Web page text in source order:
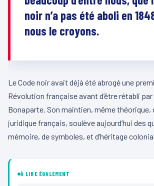
noir n’a pas été aboli en
nous le croyons.
Le Code noir avait déjà été abrogé une
Révolution française avant d’être rétabli
Bonaparte. Son maintien, même théorique,
juridique français, soulève aujourd’hui des
mémoire, de symboles, et d’héritage
À LIRE ÉGALEMENT